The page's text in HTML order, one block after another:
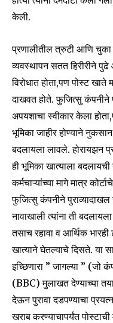
केली.
प्रणालीतील त्रुटी आणि चुका
व्यवस्थापन सतत हिरीरीने
विरोधात होता,पण पोस्ट खाते
दाखवत होते. फुजित्सु कंपनीने
अपयशाचा स्वीकार केला
भूमिका जाहीर होण्याने
बदलायला लावले. होरायझन
ही भूमिका खात्याला
कर्मचाऱ्यांच्या मागे मात्र
फुजित्सु कंपनीने
नावाखाली त्यांना ती
तसाच रहावा व आर्थिक
खात्याने घेतल्याचे दिसते. या
इच्छिणारा ” जागल्या ” (जो
(BBC) मुलाखत देण्याच्या
देऊन पुरावा दडपण्याचा
खराब करण्याचापर्यंत